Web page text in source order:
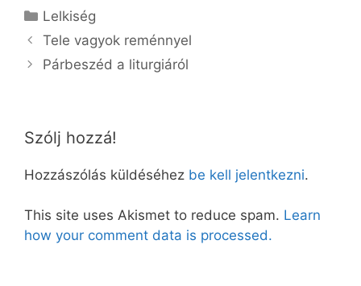
Kategória
Lelkiség
Tele vagyok reménnyel
Párbeszéd a liturgiáról
Szólj hozzá!
Hozzászólás küldéséhez be kell jelentkezni.
This site uses Akismet to reduce spam. Learn
how your comment data is processed.